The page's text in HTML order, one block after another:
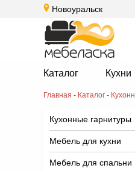
Новоуральск
Каталог Кухни
Главная - Каталог -
Кухонные гарнитуры
Мебель для кухни
Мебель для спальни